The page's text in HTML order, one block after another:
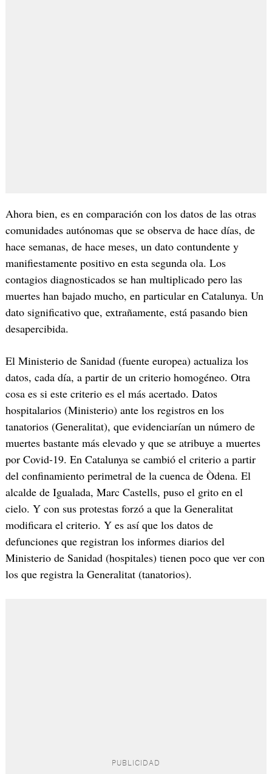
Ahora bien, es en comparación con los datos de las otras
comunidades autónomas que se observa de hace días, de
hace semanas, de hace meses, un dato contundente y
manifiestamente positivo en esta segunda ola. Los
contagios diagnosticados se han multiplicado pero las
muertes han bajado mucho, en particular en Catalunya. Un
dato significativo que, extrañamente, está pasando bien
desapercibida.
El Ministerio de Sanidad (fuente europea) actualiza los
datos, cada día, a partir de un criterio homogéneo. Otra
cosa es si este criterio es el más acertado. Datos
hospitalarios (Ministerio) ante los registros en los
tanatorios (Generalitat), que evidenciarían un número de
muertes bastante más elevado y que se atribuye a muertes
por Covid-19. En Catalunya se cambió el criterio a partir
del confinamiento perimetral de la cuenca de Òdena. El
alcalde de Igualada, Marc Castells, puso el grito en el
cielo. Y con sus protestas forzó a que la Generalitat
modificara el criterio. Y es así que los datos de
defunciones que registran los informes diarios del
Ministerio de Sanidad (hospitales) tienen poco que ver con
los que registra la Generalitat (tanatorios).